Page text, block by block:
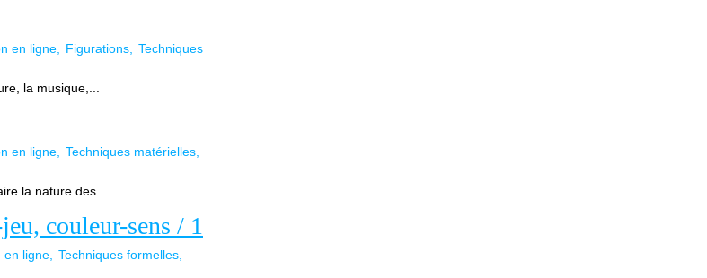
en ligne Figurations
Techniques
la musique,...
en ligne
Techniques matérielles
la nature des...
couleur-sens / 1
en ligne
Techniques formelles